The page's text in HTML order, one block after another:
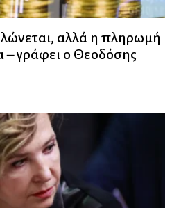
αλλά η πληρωμή
– γράφει ο Θεοδόσης